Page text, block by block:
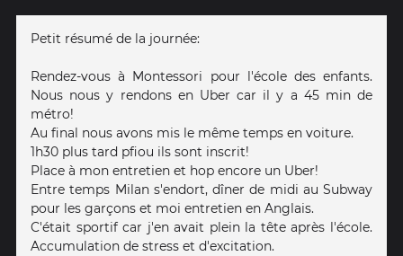
Petit résumé de la journée:
Rendez-vous à Montessori pour l'école des enfants.
Nous nous y rendons en Uber car il y a 45 min de
métro!
Au final nous avons mis le même temps en voiture.
1h30 plus tard pfiou ils sont inscrit!
Place à mon entretien et hop encore un Uber!
Entre temps Milan s'endort, dîner de midi au Subway
pour les garçons et moi entretien en Anglais.
C'était sportif car j'en avait plein la tête après l'école.
Accumulation de stress et d'excitation.